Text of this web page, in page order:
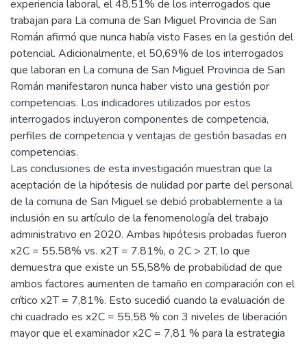
experiencia laboral, el 48,51% de los interrogados que
trabajan para La comuna de San Miguel Provincia de San
Román afirmó que nunca había visto Fases en la gestión del
potencial. Adicionalmente, el 50,69% de los interrogados
que laboran en La comuna de San Miguel Provincia de San
Román manifestaron nunca haber visto una gestión por
competencias. Los indicadores utilizados por estos
interrogados incluyeron componentes de competencia,
perfiles de competencia y ventajas de gestión basadas en
competencias.
Las conclusiones de esta investigación muestran que la
aceptación de la hipótesis de nulidad por parte del personal
de la comuna de San Miguel se debió probablemente a la
inclusión en su artículo de la fenomenología del trabajo
administrativo en 2020. Ambas hipótesis probadas fueron
x2C = 55.58% vs. x2T = 7.81%, o 2C > 2T, lo que
demuestra que existe un 55,58% de probabilidad de que
ambos factores aumenten de tamaño en comparación con el
crítico x2T = 7,81%. Esto sucedió cuando la evaluación de
chi cuadrado es x2C = 55,58 % con 3 niveles de liberación
mayor que el examinador x2C = 7,81 % para la estrategia